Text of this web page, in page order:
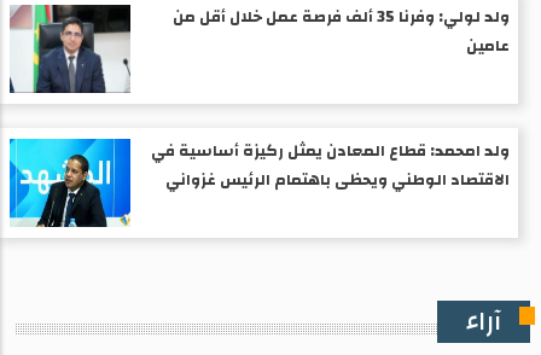
ولد لولي: وفرنا 35 ألف فرصة عمل خلال أقل من
عامين
ولد امحمد: قطاع المعادن يمثل ركيزة أساسية في
الاقتصاد الوطني ويحظى باهتمام الرئيس غزواني
آراء